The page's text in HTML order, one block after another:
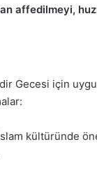
affedilmeyi,
Gecesi için
kültüründe